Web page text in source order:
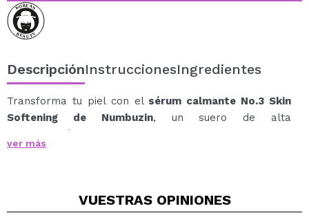
DescripciónInstruccionesIngredientes
Transforma tu piel con el sérum calmante No.3 Skin
Softening de Numbuzin, un suero de alta
concentración de ingredientes fermentados diseñado
para fortalecer la barrera cutánea, igualar el tono y
Bifida Ferment Lysate (42%), este sérum nutre en
ver más
VUESTRAS OPINIONES